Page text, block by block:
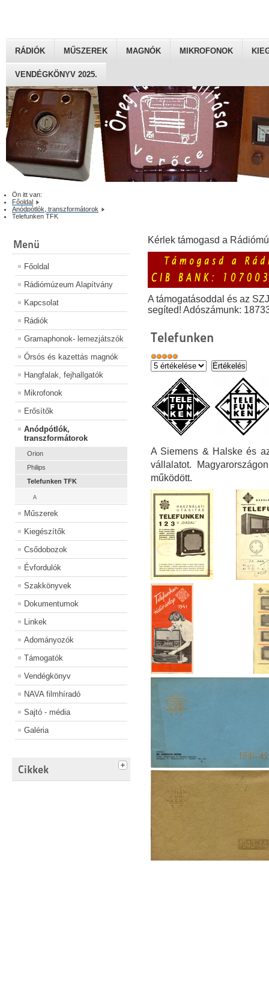
RÁDIÓK MŰSZEREK MAGNÓK MIKROFONOK
VENDÉGKÖNYV 2025.
Ön itt van:
Főoldal
Anódpótlók, transzformátorok
Telefunken TFK
Menü
Főoldal
Rádiómúzeum Alapítvány
Kapcsolat
Rádiók
Gramaphonok- lemezjátszók
Órsós és kazettás magnók
Hangfalak, fejhallgatók
Mikrofonok
Erősítők
Anódpótlók,
transzformátorok
Orion
Philips
Telefunken TFK
A
Műszerek
Kiegészítők
Csődobozok
Évfordulók
Szakkönyvek
Dokumentumok
Linkek
Adományozók
Támogatók
Vendégkönyv
NAVA filmhíradó
Sajtó - média
Galéria
Cikkek
Kérlek támogasd a
A támogatásoddal és az
segíted! Adószámunk:
Telefunken
A Siemens & Halske és
vállalatot.
működött.